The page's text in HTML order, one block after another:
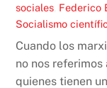
sociales Federico
Socialismo
Cuando los
no nos
quienes tienen